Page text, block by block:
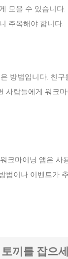
모을 수 있습니
주목해야 합니다.
방법입니다. 친
사람들에게 워크
크마이닝 앱은 사
법이나 이벤트가
끼를 잡으